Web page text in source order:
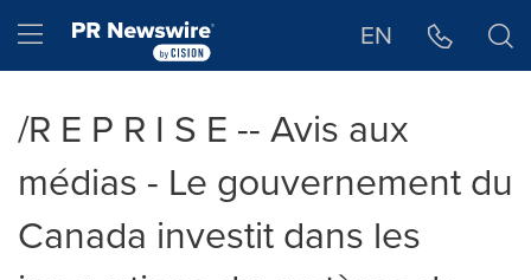
Hamburger menu EN
/R E P R I S E -- Avis aux
médias - Le gouvernement du
Canada investit dans les